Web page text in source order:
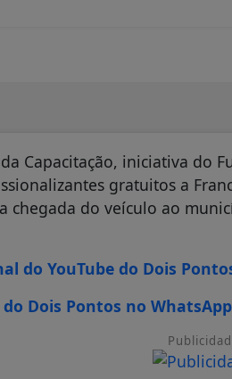
Capacitação, iniciativa do
gratuitos a
chegada do veículo ao
do YouTube do Dois
Dois Pontos no WhatsApp